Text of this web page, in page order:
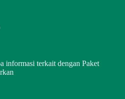
informasi terkait dengan Paket